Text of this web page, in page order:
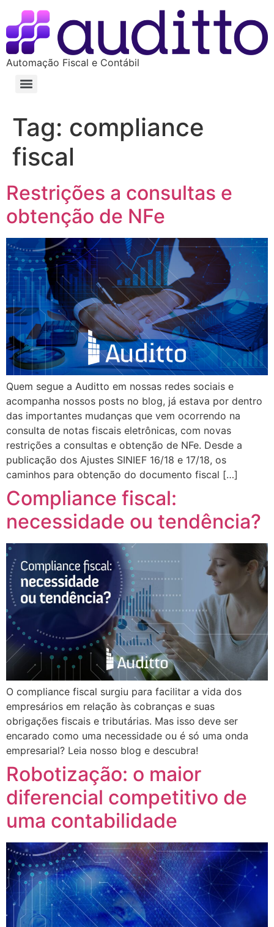
Automação Fiscal e Contábil
Tag: compliance
fiscal
Restrições a consultas e
obtenção de NFe
Quem segue a Auditto em nossas redes sociais e
acompanha nossos posts no blog, já estava por dentro
das importantes mudanças que vem ocorrendo na
consulta de notas fiscais eletrônicas, com novas
restrições a consultas e obtenção de NFe. Desde a
publicação dos Ajustes SINIEF 16/18 e 17/18, os
caminhos para obtenção do documento fiscal […]
Compliance fiscal:
necessidade ou tendência?
O compliance fiscal surgiu para facilitar a vida dos
empresários em relação às cobranças e suas
obrigações fiscais e tributárias. Mas isso deve ser
encarado como uma necessidade ou é só uma onda
empresarial? Leia nosso blog e descubra!
Robotização: o maior
diferencial competitivo de
uma contabilidade